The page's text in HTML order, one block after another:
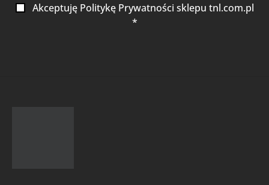
Akceptuję Politykę Prywatności sklepu tnl.com.pl
*